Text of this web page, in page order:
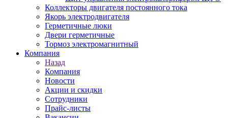
Коллекторы двигателя постоянного тока
Якорь электродвигателя
Герметичные люки
Двери герметичные
Тормоз электромагнитный
Компания
Назад
Компания
Новости
Акции и скидки
Сотрудники
Прайс-листы